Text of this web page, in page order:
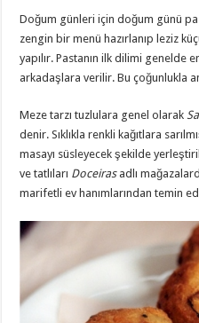
Doğum günleri için doğum günü
zengin bir menü hazırlanıp leziz
yapılır. Pastanın ilk dilimi genelde
arkadaşlara verilir. Bu çoğunlukla
Meze tarzı tuzlulara genel olarak
denir. Sıklıkla renkli kağıtlara
masayı süsleyecek şekilde
ve tatlıları Doceiras adlı
marifetli ev hanımlarından temin